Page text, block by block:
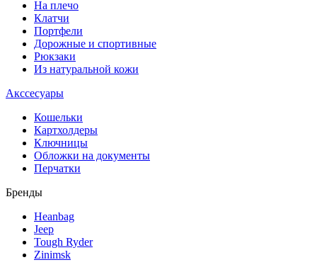
На плечо
Клатчи
Портфели
Дорожные и спортивные
Рюкзаки
Из натуральной кожи
Акссесуары
Кошельки
Картхолдеры
Ключницы
Обложки на документы
Перчатки
Бренды
Heanbag
Jeep
Tough Ryder
Zinimsk